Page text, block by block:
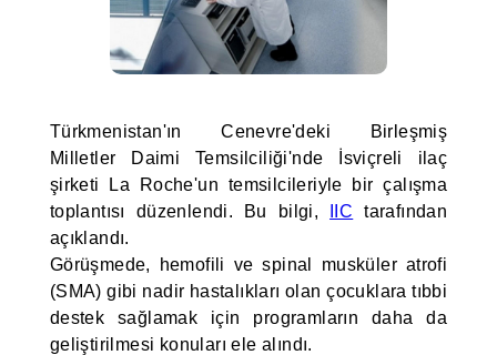
Türkmenistan'ın Cenevre'deki Birleşmiş
Milletler Daimi Temsilciliği'nde İsviçreli ilaç
şirketi La Roche'un temsilcileriyle bir çalışma
toplantısı düzenlendi. Bu bilgi,
IIC tarafından
açıklandı.
Görüşmede, hemofili ve spinal musküler atrofi
(SMA) gibi nadir hastalıkları olan çocuklara tıbbi
destek sağlamak için programların daha da
geliştirilmesi konuları ele alındı.